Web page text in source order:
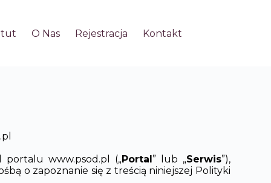
O Nas Rejestracja Kontakt
portalu www.psod.pl („Portal” lub „Serwis”),
o zapoznanie się z treścią niniejszej Polityki